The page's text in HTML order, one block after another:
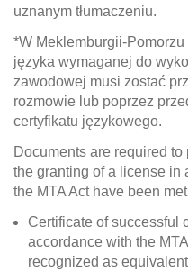
uznanym tłumaczeniu.
*W Meklemburgii-
języka wymaganej do
zawodowej musi zostać
rozmowie lub poprzez
certyfikatu językowego.
Documents are required
the granting of a license in
the MTA Act have been
Certificate of successful
accordance with the
recognized as